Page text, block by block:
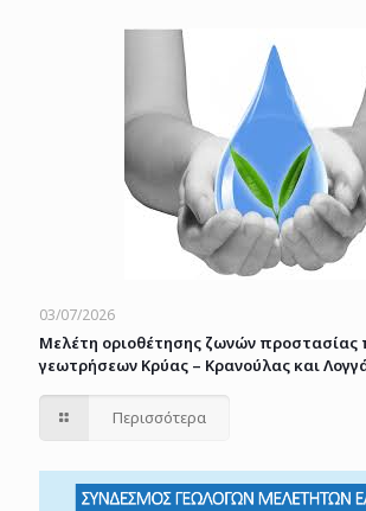
03/07/2026
Μελέτη οριοθέτησης ζωνών προστασίας
γεωτρήσεων Κρύας – Κρανούλας και
Περισσότερα